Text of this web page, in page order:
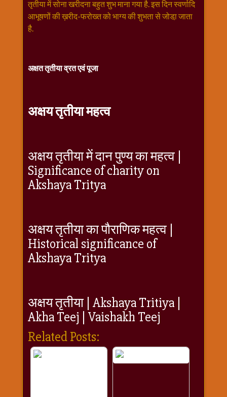
विशेष
हनुमान
तृतीया में सोना खरीदना बहुत शुभ माना गया है. इस दिन स्वर्णादि
आभूषणों की ख़रीद-फरोख्त को भाग्य की शुभता से जोडा़ जाता
है.
अक्षत तृतीया व्रत एवं पूजा
अक्षय तृतीया महत्व
अक्षय तृतीया में दान पुण्य का महत्व |
Significance of charity on
Akshaya Tritya
अक्षय तृतीया का पौराणिक महत्व |
Historical significance of
Akshaya Tritya
अक्षय तृतीया | Akshaya Tritiya |
Akha Teej | Vaishakh Teej
Related Posts: